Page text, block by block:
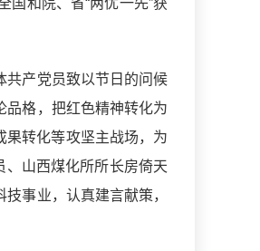
共产党员致以节日的问候
品格，把红色精神转化为
果转化等攻坚主战场，为
、山西煤化所所长房倚天
事业，认真建言献策，